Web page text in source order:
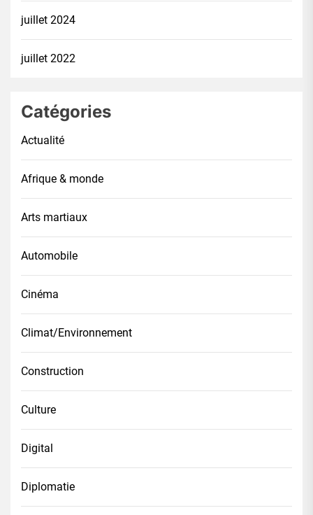
juillet 2024
juillet 2022
Catégories
Actualité
Afrique & monde
Arts martiaux
Automobile
Cinéma
Climat/Environnement
Construction
Culture
Digital
Diplomatie